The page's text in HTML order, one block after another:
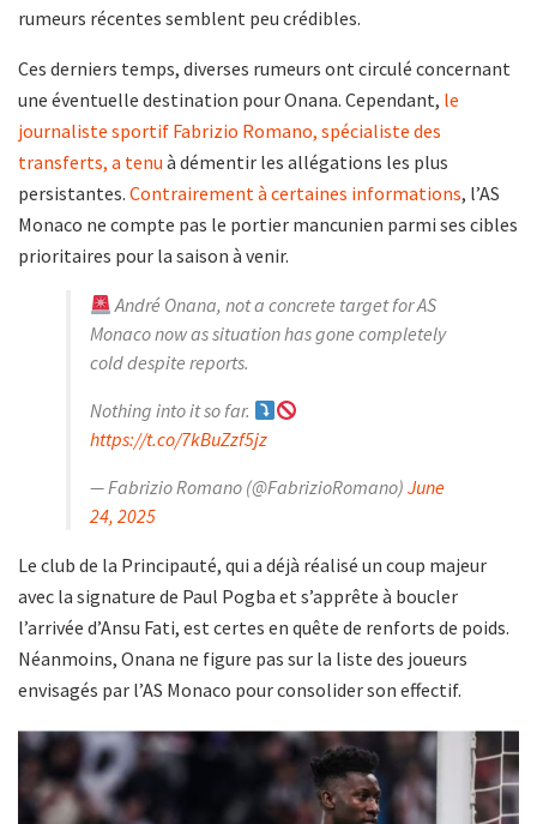
rumeurs récentes semblent peu crédibles.
Ces derniers temps, diverses rumeurs ont circulé concernant
une éventuelle destination pour Onana. Cependant, le
journaliste sportif Fabrizio Romano, spécialiste des
transferts, a tenu à démentir les allégations les plus
persistantes. Contrairement à certaines informations, l’AS
Monaco ne compte pas le portier mancunien parmi ses cibles
prioritaires pour la saison à venir.
André Onana, not a concrete target for AS
Monaco now as situation has gone completely
cold despite reports.
Nothing into it so far.
https://t.co/7kBuZzf5jz
— Fabrizio Romano (@FabrizioRomano) June
24, 2025
Le club de la Principauté, qui a déjà réalisé un coup majeur
avec la signature de Paul Pogba et s’apprête à boucler
l’arrivée d’Ansu Fati, est certes en quête de renforts de poids.
Néanmoins, Onana ne figure pas sur la liste des joueurs
envisagés par l’AS Monaco pour consolider son effectif.